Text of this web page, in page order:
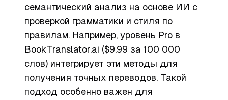
семантический анализ на основе ИИ с
проверкой грамматики и стиля по
правилам. Например, уровень Pro в
BookTranslator.ai ($9.99 за 100 000
слов) интегрирует эти методы для
получения точных переводов. Такой
подход особенно важен для